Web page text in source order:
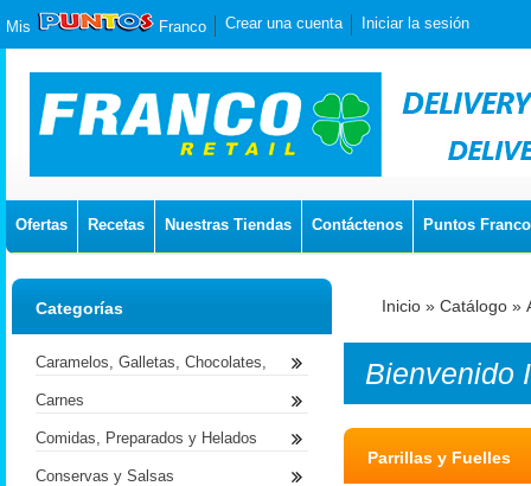
Mis Franco Crear una cuenta Iniciar la sesión
Ofertas Recetas Nuestras Tiendas Contáctenos Puntos Franco
Inicio » Catálogo »
Bienvenido
Parrillas y Fuelles
Categorías
Caramelos, Galletas, Chocolates,
Carnes
Comidas, Preparados y Helados
Conservas y Salsas